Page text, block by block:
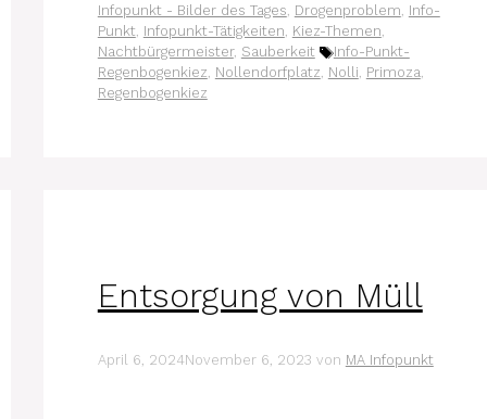
Infopunkt - Bilder des Tages Drogenproblem Info-
Punkt Infopunkt-Tätigkeiten Kiez-Themen
Nachtbürgermeister, Sauberkeit Schlagwörter
Info-Punkt-
Regenbogenkiez Nollendorfplatz Nolli Primoza
Regenbogenkiez
Entsorgung von Müll
April 6, 2024November 6, 2023 von MA Infopunkt